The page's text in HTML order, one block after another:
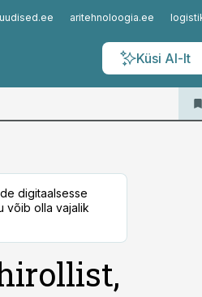
aritehnoloogia.ee
Küsi AI-lt
digitaalsesse
võib olla vajalik